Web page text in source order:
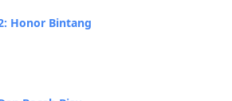
Honor Bintang